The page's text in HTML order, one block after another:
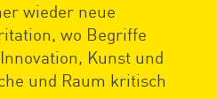
wieder neue
wo Begriffe
Kunst und
und Raum kritisch